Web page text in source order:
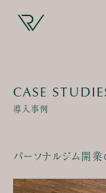
CASE
導入事例
パーソナルジム開業